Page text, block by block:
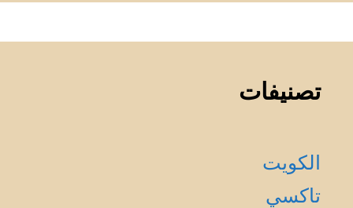
تصنيفات
الكويت
تاكسي